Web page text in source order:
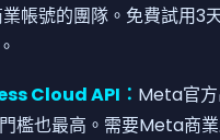
帳號的團隊。免費試用3
Cloud API： Meta官
檻也最高。需要Meta商